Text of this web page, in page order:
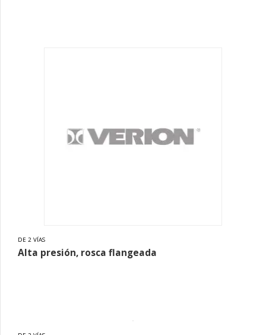
DE 2 VÍAS
Alta presión, rosca flangeada